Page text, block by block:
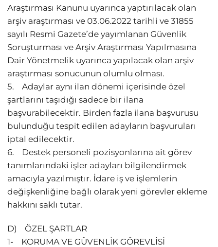
Araştırması Kanunu uyarınca yaptırılacak olan
arşiv araştırması ve 03.06.2022 tarihli ve 31855
sayılı Resmi Gazete’de yayımlanan Güvenlik
Soruşturması ve Arşiv Araştırması Yapılmasına
Dair Yönetmelik uyarınca yapılacak olan arşiv
araştırması sonucunun olumlu olması.
5. Adaylar aynı ilan dönemi içerisinde özel
şartlarını taşıdığı sadece bir ilana
başvurabilecektir. Birden fazla ilana başvurusu
bulunduğu tespit edilen adayların başvuruları
iptal edilecektir.
6. Destek personeli pozisyonlarına ait görev
tanımlarındaki işler adayları bilgilendirmek
amacıyla yazılmıştır. İdare iş ve işlemlerin
değişkenliğine bağlı olarak yeni görevler ekleme
hakkını saklı tutar.
D) ÖZEL ŞARTLAR
1- KORUMA VE GÜVENLİK GÖREVLİSİ